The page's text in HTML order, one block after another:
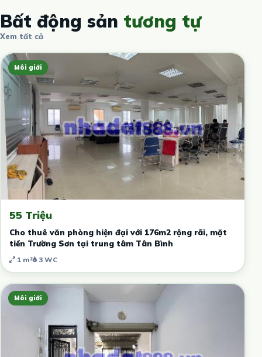
Bất động sản tương tự
Xem tất cả
Môi giới
55 Triệu
Cho thuê văn phòng hiện đại với 176m2 rộng rãi, mặt
tiền Trường Sơn tại trung tâm Tân Bình
1 m² 3 WC
Môi giới